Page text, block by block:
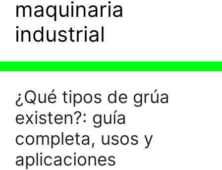
maquinaria
industrial
¿Qué tipos de grúa
existen?: guía
completa, usos y
aplicaciones